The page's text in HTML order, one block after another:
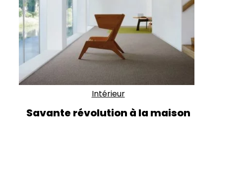
Intérieur
Savante révolution à la maison